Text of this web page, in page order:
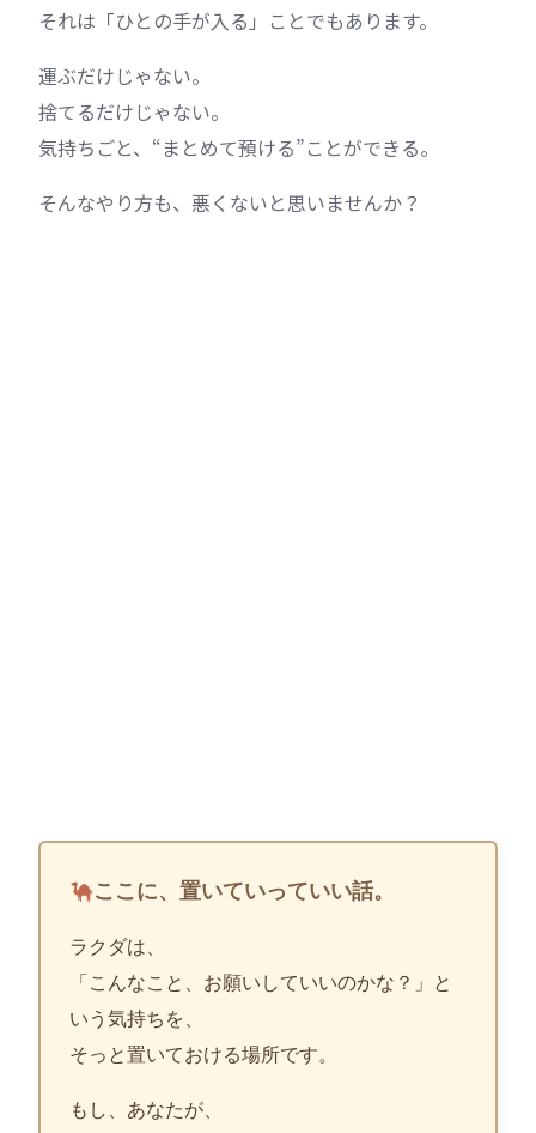
それは「ひとの手が入る」ことでもあります。
運ぶだけじゃない。
捨てるだけじゃない。
気持ちごと、“まとめて預ける”ことができる。
そんなやり方も、悪くないと思いませんか？
ここに、置いていっていい話。
ラクダは、
「こんなこと、お願いしていいのかな？」と
いう気持ちを、
そっと置いておける場所です。
もし、あなたが、